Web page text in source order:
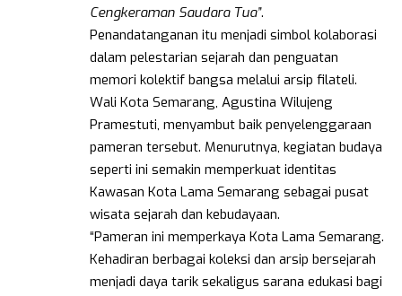
Cengkeraman Saudara Tua”.
Penandatanganan itu menjadi simbol kolaborasi
dalam pelestarian sejarah dan penguatan
memori kolektif bangsa melalui arsip filateli.
Wali Kota Semarang, Agustina Wilujeng
Pramestuti, menyambut baik penyelenggaraan
pameran tersebut. Menurutnya, kegiatan budaya
seperti ini semakin memperkuat identitas
Kawasan Kota Lama Semarang sebagai pusat
wisata sejarah dan kebudayaan.
“Pameran ini memperkaya Kota Lama Semarang.
Kehadiran berbagai koleksi dan arsip bersejarah
menjadi daya tarik sekaligus sarana edukasi bagi